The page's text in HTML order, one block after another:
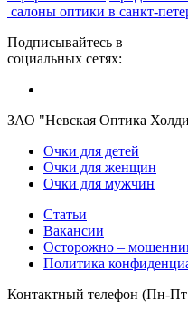
салоны оптики в санкт-
Подписывайтесь в
социальных сетях:
ЗАО "Невская Оптика
Очки для детей
Очки для женщин
Очки для мужчин
Статьи
Вакансии
Осторожно –
Политика
Контактный телефон (Пн-Пт